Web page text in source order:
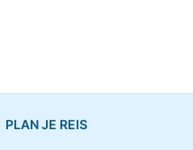
PLAN JE REIS